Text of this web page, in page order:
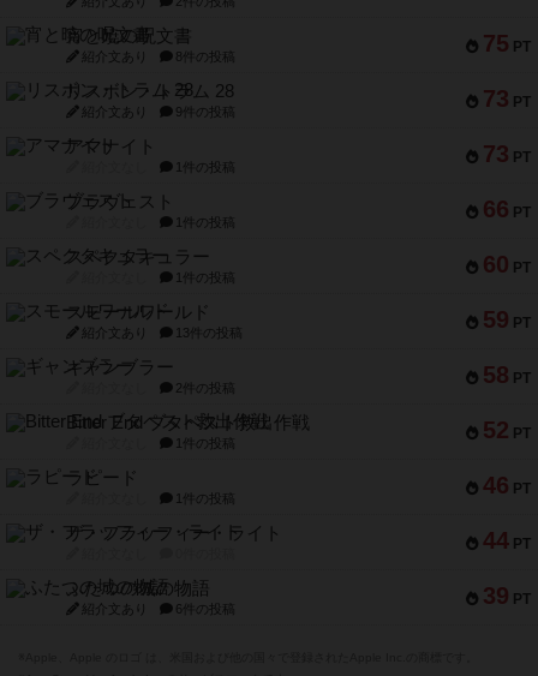
75 PT
宵と暁の呪文書
紹介文あり 8件の投稿
73 PT
リスボン・トラム 28
紹介文あり 9件の投稿
73 PT
アマナイト
1件の投稿
66 PT
ブラヴェスト
1件の投稿
60 PT
スペクタキュラー
1件の投稿
59 PT
スモールワールド
紹介文あり 13件の投稿
58 PT
ギャンブラー
2件の投稿
52 PT
Bitter End ブタペスト救出作戦
1件の投稿
46 PT
ラピード
1件の投稿
44 PT
ザ・フラッフィー・ライト
39 PT
ふたつの城の物語
紹介文あり 6件の投稿